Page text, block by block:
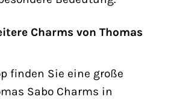
Charms von Thomas
finden Sie eine große
Sabo Charms in